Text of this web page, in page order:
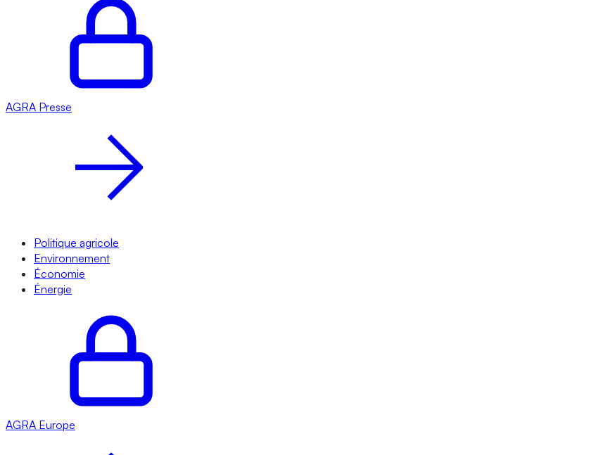
AGRA Presse
Politique agricole
Environnement
Économie
Énergie
AGRA Europe